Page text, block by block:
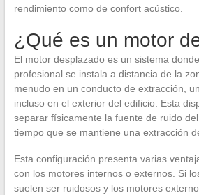
rendimiento como de confort acústico.
¿Qué es un motor
El motor desplazado es un sistema
profesional se instala a distancia de la
menudo en un conducto de extracción,
incluso en el exterior del edificio. Esta
separar físicamente la fuente de ruido
tiempo que se mantiene una extracción
Esta configuración presenta varias
con los motores internos o externos. Si
suelen ser ruidosos y los motores